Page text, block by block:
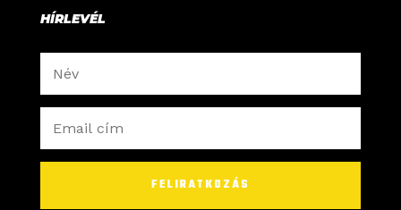
HÍRLEVÉL
FELIRATKOZÁS